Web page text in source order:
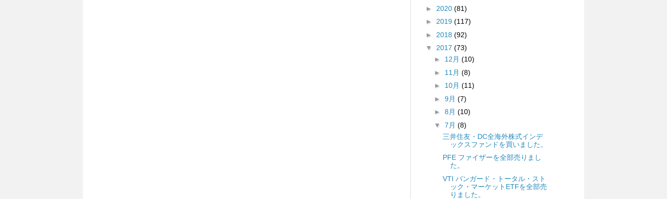
► 2020 (81)
► 2019 (117)
► 2018 (92)
▼ 2017 (73)
► 12月 (10)
► 11月 (8)
► 10月 (11)
► 9月 (7)
► 8月 (10)
▼ 7月 (8)
三井住友・DC全海外株式インデ
ックスファンドを買いました。
PFE ファイザーを全部売りまし
た。
VTI バンガード・トータル・スト
ック・マーケットETFを全部売
りました。